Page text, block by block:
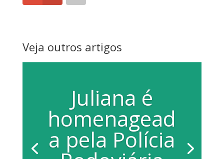
Veja outros artigos
Juliana é
homenagead
a pela Polícia